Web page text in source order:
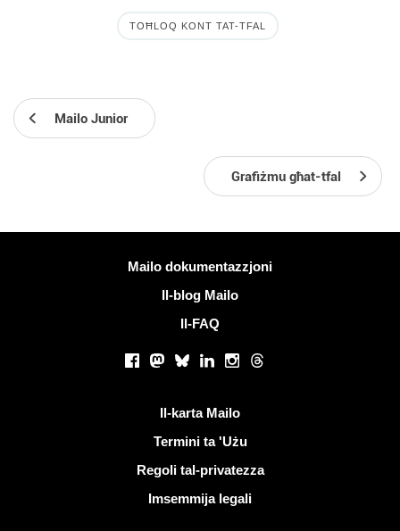
TOĦLOQ KONT TAT-TFAL
Mailo Junior
Grafiżmu għat-tfal
Mailo dokumentazzjoni
Il-blog Mailo
Il-FAQ
Facebook
Mastodon
BlueskyLinkedInInstagram
Threads
Il-karta Mailo
Termini ta 'Użu
Regoli tal-privatezza
Imsemmija legali